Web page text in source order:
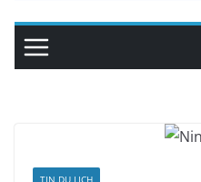
TIN DU LỊCH